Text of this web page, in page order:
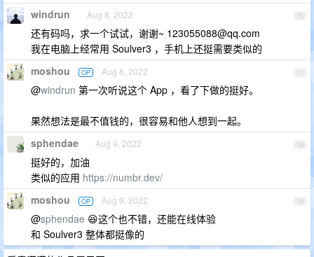
16
windrun Aug 8, 2022
还有码吗，求一个试试，谢谢~ 123055088@qq.com
我在电脑上经常用 Soulver3 ，手机上还挺需要类似的
17
moshou OP Aug 8, 2022
@windrun 第一次听说这个 App ，看了下做的挺好。
果然想法是最不值钱的，很容易和他人想到一起。
18
sphendae Aug 9, 2022
挺好的，加油
类似的应用 https://numbr.dev/
19
moshou OP Aug 9, 2022
@sphendae 😆这个也不错，还能在线体验
和 Soulver3 整体都挺像的